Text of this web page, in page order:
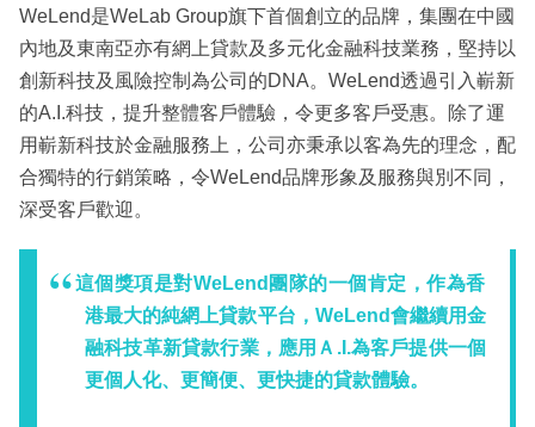
活
事
專
欄
專
區
WeLend是WeLab Group旗下首個創立的品牌，集團在中國
內地及東南亞亦有網上貸款及多元化金融科技業務，堅持以
創新科技及風險控制為公司的DNA。WeLend透過引入嶄新
的A.I.科技，提升整體客戶體驗，令更多客戶受惠。除了運
用嶄新科技於金融服務上，公司亦秉承以客為先的理念，配
合獨特的行銷策略，令WeLend品牌形象及服務與別不同，
深受客戶歡迎。
這個獎項是對WeLend團隊的一個肯定，作為香
港最大的純網上貸款平台，WeLend會繼續用金
融科技革新貸款行業，應用Ａ.I.為客戶提供一個
更個人化、更簡便、更快捷的貸款體驗。